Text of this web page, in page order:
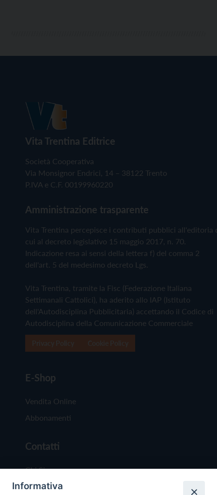
Vita Trentina Editrice
Società Cooperativa
Via Monsignor Endrici, 14 – 38122 Trento
P.IVA e C.F. 00199960220
Amministrazione trasparente
Vita Trentina percepisce i contributi pubblici all'editoria
cui al decreto legislativo 15 maggio 2017, n. 70.
Indicazione resa ai sensi della lettera f) del comma 2
dell'art. 5 del medesimo decreto Lgs.
Vita Trentina, tramite la Fisc (Federazione Italiana
Settimanali Cattolici), ha aderito allo IAP (Istituto
dell'Autodisciplina Pubblicitaria) accettando il Codice di
Autodisciplina della Comunicazione Commerciale
E-Shop
Vendita Online
Abbonamenti
Contatti
Chi Siamo
Redazione
Informativa